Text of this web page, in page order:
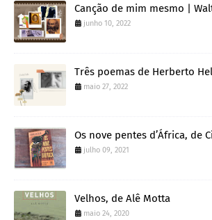
Canção de mim mesmo |
junho 10, 2022
Três poemas de Herberto
maio 27, 2022
Os nove pentes d’África, de
julho 09, 2021
Velhos, de Alê Motta
maio 24, 2020